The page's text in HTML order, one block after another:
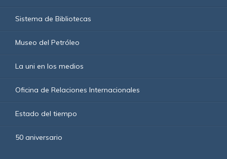
Sistema de Bibliotecas
Museo del Petróleo
La uni en los medios
Oficina de Relaciones Internacionales
Estado del tiempo
50 aniversario